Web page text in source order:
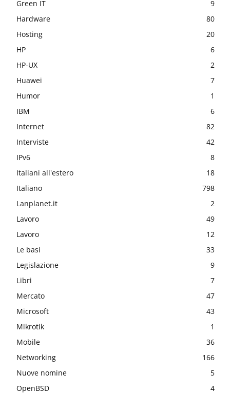
Green IT
9
Hardware
80
Hosting
20
HP
6
HP-UX
2
Huawei
7
Humor
1
IBM
6
Internet
82
Interviste
42
IPv6
8
Italiani all'estero
18
Italiano
798
Lanplanet.it
2
Lavoro
49
Lavoro
12
Le basi
33
Legislazione
9
Libri
7
Mercato
47
Microsoft
43
Mikrotik
1
Mobile
36
Networking
166
Nuove nomine
5
OpenBSD
4